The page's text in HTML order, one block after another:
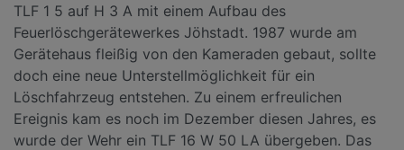
TLF 1 5 auf H 3 A mit einem Aufbau des
Feuerlöschgerätewerkes Jöhstadt. 1987 wurde am
Gerätehaus fleißig von den Kameraden gebaut, sollte
doch eine neue Unterstellmöglichkeit für ein
Löschfahrzeug entstehen. Zu einem erfreulichen
Ereignis kam es noch im Dezember diesen Jahres, es
wurde der Wehr ein TLF 16 W 50 LA übergeben. Das